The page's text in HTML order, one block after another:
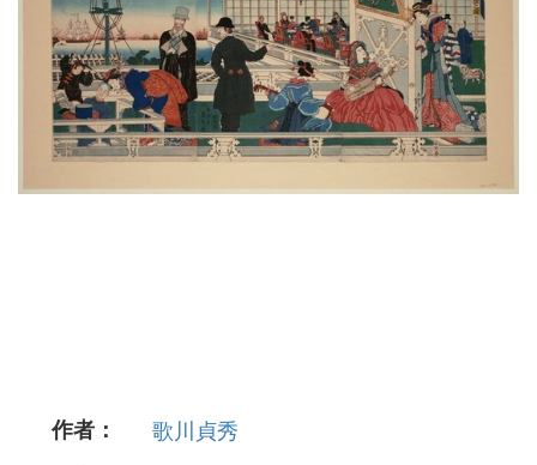
作者：
歌川貞秀